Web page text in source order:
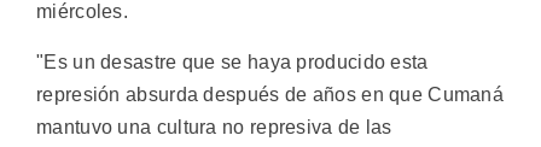
miércoles.
"Es un desastre que se haya producido esta
represión absurda después de años en que Cumaná
mantuvo una cultura no represiva de las